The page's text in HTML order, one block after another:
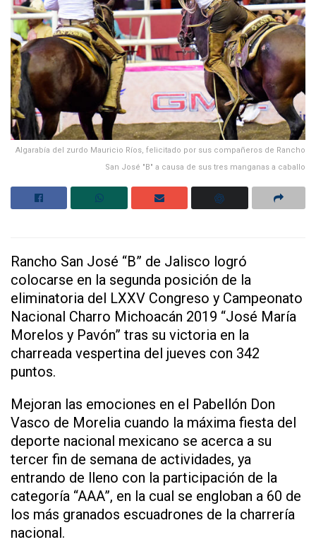
Algarabía del zurdo Mauricio Ríos, felicitado por sus compañeros de Rancho
San José "B" a causa de sus tres manganas a caballo
Rancho San José “B” de Jalisco logró
colocarse en la segunda posición de la
eliminatoria del LXXV Congreso y Campeonato
Nacional Charro Michoacán 2019 “José María
Morelos y Pavón” tras su victoria en la
charreada vespertina del jueves con 342
puntos.
Mejoran las emociones en el Pabellón Don
Vasco de Morelia cuando la máxima fiesta del
deporte nacional mexicano se acerca a su
tercer fin de semana de actividades, ya
entrando de lleno con la participación de la
categoría “AAA”, en la cual se engloban a 60 de
los más granados escuadrones de la charrería
nacional.